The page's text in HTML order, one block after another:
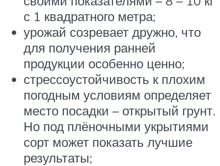
с 1 квадратного метра;
урожай созревает дружно, что
для получения ранней
продукции особенно ценно;
стрессоустойчивость к плохим
погодным условиям определяет
место посадки – открытый грунт.
Но под плёночными укрытиями
сорт может показать лучшие
результаты;